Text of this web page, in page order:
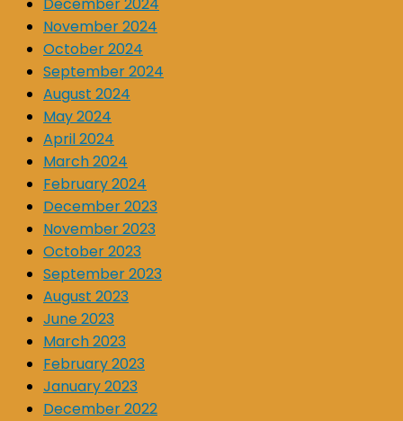
December 2024
November 2024
October 2024
September 2024
August 2024
May 2024
April 2024
March 2024
February 2024
December 2023
November 2023
October 2023
September 2023
August 2023
June 2023
March 2023
February 2023
January 2023
December 2022